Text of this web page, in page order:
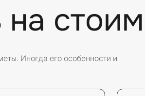
Иногда его особенности и